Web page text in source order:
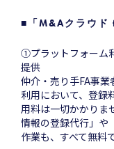
■「M&Aクラウド
①プラットフォーム
提供
仲介・売り手FA事
利用において、登録
用料は一切かかりま
情報の登録代行」や
作業も、すべて無料